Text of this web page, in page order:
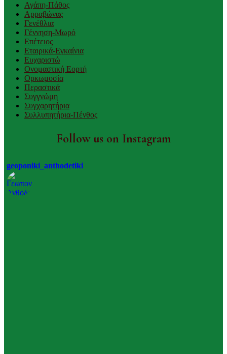
Αγάπη-Πάθος
Αρραβώνας
Γενέθλια
Γέννηση-Μωρό
Επέτειος
Εταιρικά-Εγκαίνια
Ευχαριστώ
Ονομαστική Εορτή
Ορκωμοσία
Περαστικά
Συγγνώμη
Συγχαρητήρια
Συλλυπητήρια-Πένθος
Follow us on Instagram
geoponiki_anthodetiki